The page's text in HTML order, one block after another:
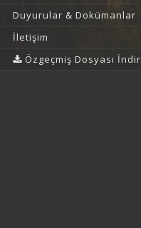
Duyurular & Dokümanlar
İletişim
Özgeçmiş Dosyası İndir